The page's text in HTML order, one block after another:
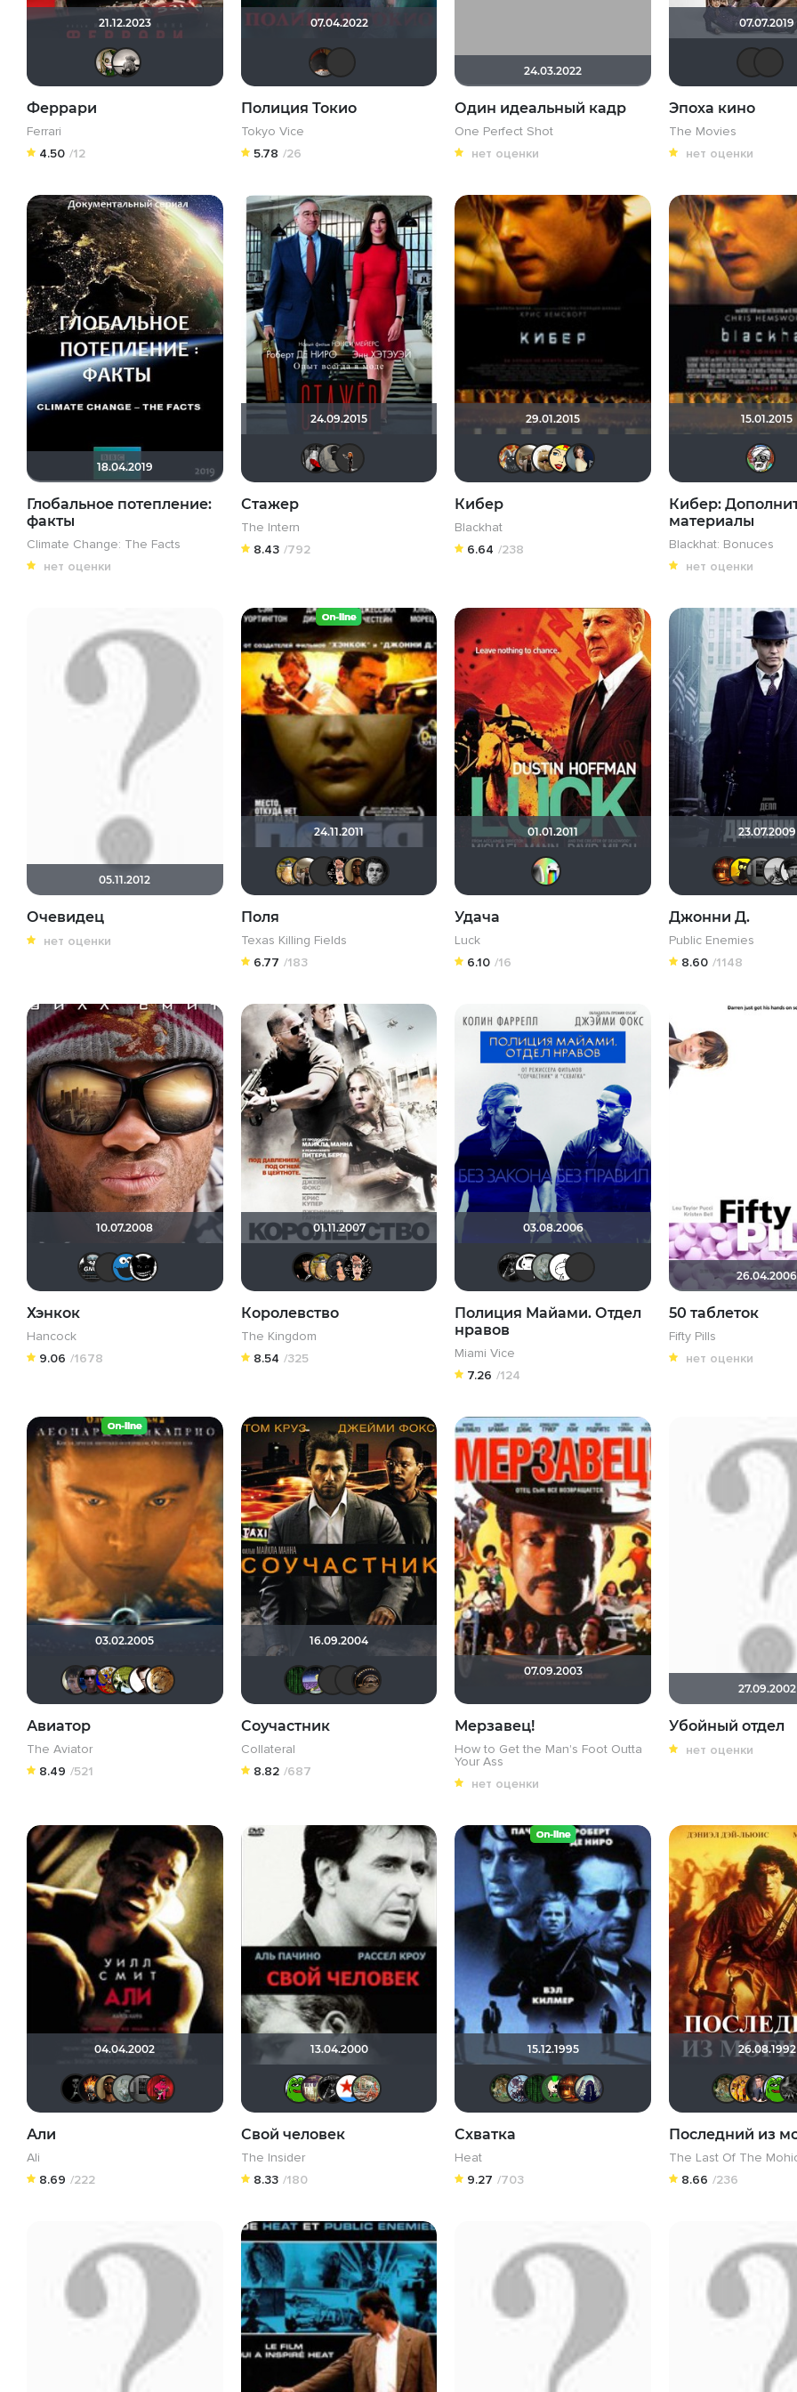
21.12.2023
Феррари
Ferrari
4.50 /12
07.04.2022
jet-andy
Полиция Токио
Tokyo Vice
5.78 /26
24.03.2022
Один идеальный кадр
One Perfect Shot
нет оценки
07.07.2019
Эпоха кино
The Movies
нет оценки
18.04.2019
Глобальное потепление:
факты
Climate Change: The Facts
нет оценки
24.09.2015
Великий Кукурузо
Стажер
The Intern
8.43 /792
29.01.2015
Афоня ДуркоAnastasia_Podkova
Кибер
Blackhat
6.64 /238
15.01.2015
Кибер:
материалы
Blackhat: Bonuces
нет оценки
05.11.2012
Очевидец
нет оценки
24.11.2011
Борька
Vladimir Samsonov
Поля
Texas Killing Fields
6.77 /183
01.01.2011
Удача
Luck
6.10 /16
23.07.2009
Джонни Д.
Public Enemies
8.60 /1148
10.07.2008
Тараканище
Хэнкок
Hancock
9.06 /1678
01.11.2007
Rolands Svalbis
Королевство
The Kingdom
8.54 /325
03.08.2006
Depressed
Regbi Finch
Taras_7777
darkleech
Эши Слэши
Полиция Майами. Отдел
нравов
Miami Vice
7.26 /124
26.04.2006
50 таблеток
Fifty Pills
нет оценки
03.02.2005
Askhab Abutalipov
shtryh Helpful & Pleasant
murik147
Авиатор
The Aviator
8.49 /521
16.09.2004
MatrixДоктор Верховцев
Макс Бро
Олегастан
Соучастник
Collateral
8.82 /687
07.09.2003
Мерзавец!
How to Get the Man's Foot Outta
Your Ass
нет оценки
27.09.2002
Убойный отдел
нет оценки
04.04.2002
BADSMILE
DeoniSG85 ostrovski1
Али
Ali
8.69 /222
13.04.2000
КинохавчикИгорь Белов
ArtiRush
Свой человек
The Insider
8.33 /180
15.12.1995
denissd
бухгалтерр007umka27
Схватка
Heat
9.27 /703
26.08.1992
Последний из
The Last Of The
8.66 /236